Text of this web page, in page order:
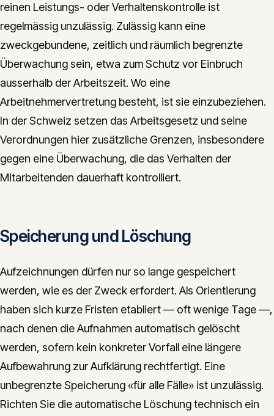
reinen Leistungs- oder Verhaltenskontrolle ist
regelmässig unzulässig. Zulässig kann eine
zweckgebundene, zeitlich und räumlich begrenzte
Überwachung sein, etwa zum Schutz vor Einbruch
ausserhalb der Arbeitszeit. Wo eine
Arbeitnehmervertretung besteht, ist sie einzubeziehen.
In der Schweiz setzen das Arbeitsgesetz und seine
Verordnungen hier zusätzliche Grenzen, insbesondere
gegen eine Überwachung, die das Verhalten der
Mitarbeitenden dauerhaft kontrolliert.
Speicherung und Löschung
Aufzeichnungen dürfen nur so lange gespeichert
werden, wie es der Zweck erfordert. Als Orientierung
haben sich kurze Fristen etabliert — oft wenige Tage —,
nach denen die Aufnahmen automatisch gelöscht
werden, sofern kein konkreter Vorfall eine längere
Aufbewahrung zur Aufklärung rechtfertigt. Eine
unbegrenzte Speicherung «für alle Fälle» ist unzulässig.
Richten Sie die automatische Löschung technisch ein